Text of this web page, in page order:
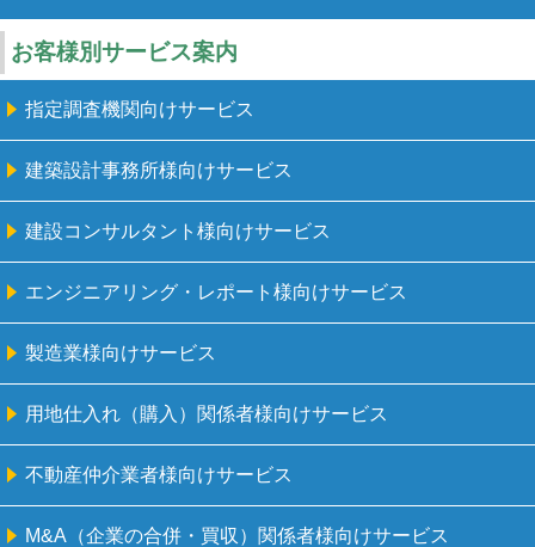
お客様別サービス案内
指定調査機関向けサービス
建築設計事務所様向けサービス
建設コンサルタント様向けサービス
エンジニアリング・レポート様向けサービス
製造業様向けサービス
用地仕入れ（購入）関係者様向けサービス
不動産仲介業者様向けサービス
M&A（企業の合併・買収）関係者様向けサービス